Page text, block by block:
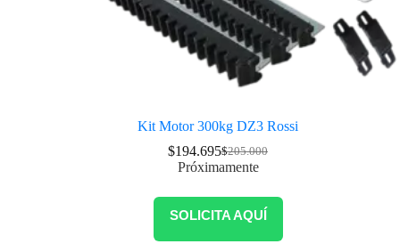
Kit Motor 300kg DZ3 Rossi
$205.000
$194.695
Próximamente
SOLICITA AQUÍ